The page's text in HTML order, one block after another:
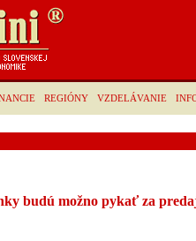
REGIÓNY VZDELÁVANIE
budú možno pykať za